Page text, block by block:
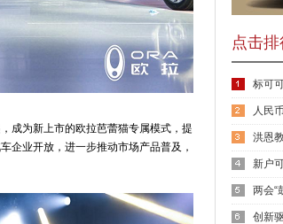
成为新上市的欧拉芭蕾猫专属模式，提
企业开放，进一步推动市场产品普及，
点击
标可
人民
洪恩
新户
卡 两会“
创新